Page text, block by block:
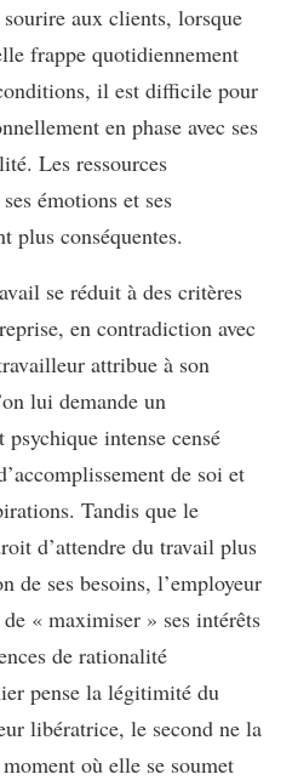
aux clients, lorsque
frappe quotidiennement
il est difficile pour
en phase avec ses
Les ressources
émotions et ses
plus conséquentes.
se réduit à des critères
en contradiction avec
attribue à son
lui demande un
intense censé
de soi et
Tandis que le
d’attendre du travail plus
de ses besoins, l’employeur
« maximiser » ses intérêts
de rationalité
pense la légitimité du
libératrice, le second ne la
où elle se soumet